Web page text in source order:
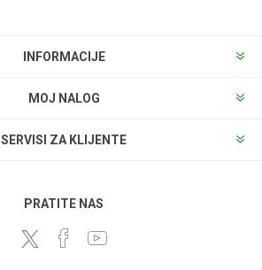
INFORMACIJE
MOJ NALOG
SERVISI ZA KLIJENTE
PRATITE NAS